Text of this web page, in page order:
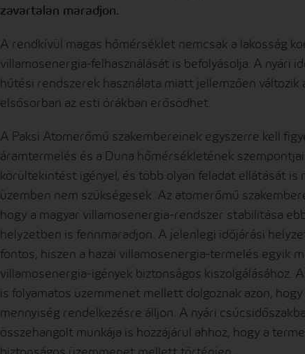
zavartalan maradjon.
A rendkívül magas hőmérséklet nemcsak a lakosság
villamosenergia-felhasználását is befolyásolja. A nyári
hűtési rendszerek használata miatt jellemzően változik
elsősorban az esti órákban erősödhet.
A Paksi Atomerőmű szakembereinek egyszerre kell
áramtermelés és a Duna hőmérsékletének
körültekintést igényel, és több olyan feladat ellátását is
üzemben nem szükségesek. Az atomerőmű
hogy a magyar villamosenergia-rendszer stabilitása
helyzetben is fennmaradjon. A jelenlegi időjárási
fontos, hiszen a hazai villamosenergia-termelés egyik
villamosenergia-igények biztonságos kiszolgálásához.
is folyamatos üzemmenet mellett dolgoznak azon,
mennyiség rendelkezésre álljon. A nyári
összehangolt munkája is hozzájárul ahhoz, hogy a